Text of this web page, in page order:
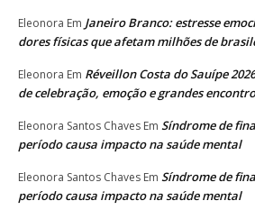
Eleonora Em Janeiro Branco: estresse
dores físicas que afetam milhões de
Eleonora Em Réveillon Costa do Sauípe
de celebração, emoção e grandes
Eleonora Santos Chaves Em Síndrome de
período causa impacto na saúde mental
Eleonora Santos Chaves Em Síndrome de
período causa impacto na saúde mental